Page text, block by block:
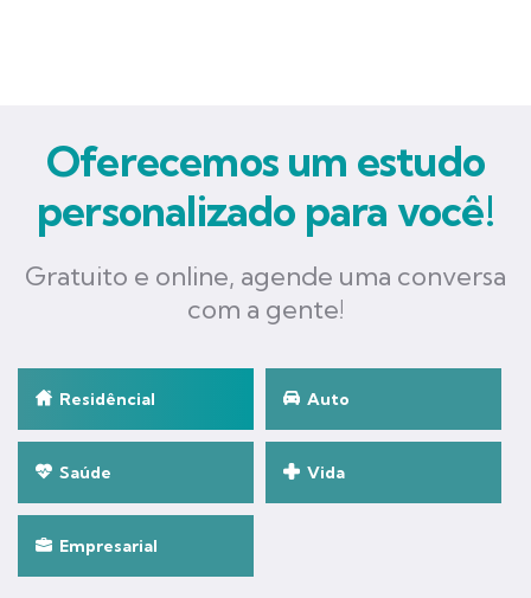
Oferecemos um estudo
personalizado para você!
Gratuito e online, agende uma conversa
com a gente!
Residêncial Auto
Saúde Vida
Empresarial